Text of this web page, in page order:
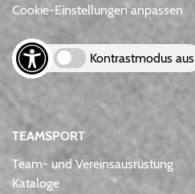
Cookie-Einstellungen anpassen
Kontrastmodus aus
TEAMSPORT
Team- und Vereinsausrüstung
Kataloge